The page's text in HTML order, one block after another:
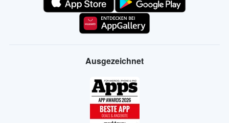
Ausgezeichnet